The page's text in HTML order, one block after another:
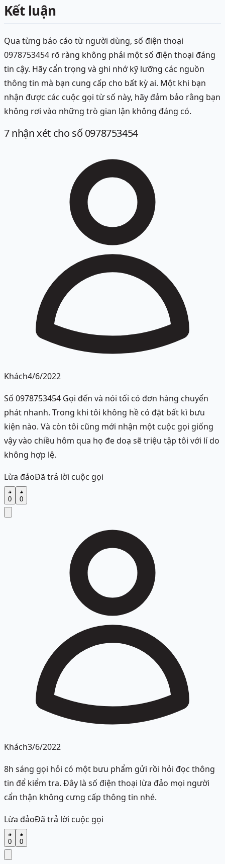
Kết luận
Qua từng báo cáo từ người dùng, số điện thoại
0978753454 rõ ràng không phải một số điện thoại đáng
tin cậy. Hãy cẩn trọng và ghi nhớ kỹ lưỡng các nguồn
thông tin mà bạn cung cấp cho bất kỳ ai. Một khi bạn
nhận được các cuộc gọi từ số này, hãy đảm bảo rằng bạn
không rơi vào những trò gian lận không đáng có.
7nhận xét cho số 0978753454
Khách4/6/2022
Số 0978753454 Gọi đến và nói tối có đơn hàng chuyển
phát nhanh. Trong khi tôi không hề có đặt bất kì bưu
kiện nào. Và còn tôi cũng mới nhận một cuộc gọi giống
vậy vào chiều hôm qua họ đe doạ sẽ triệu tập tôi với lí do
không hợp lệ.
Lừa đảoĐã trả lời cuộc gọi
0 0
Khách3/6/2022
8h sáng gọi hỏi có một bưu phẩm gửi rồi hỏi đọc thông
tin để kiểm tra. Đây là số điện thoại lừa đảo mọi người
cẩn thận không cưng cấp thông tin nhé.
Lừa đảoĐã trả lời cuộc gọi
0 0